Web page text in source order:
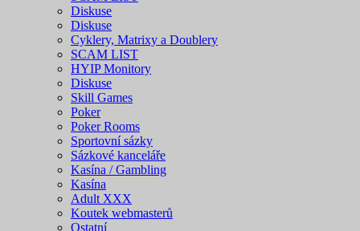
Diskuse
Diskuse
Cyklery, Matrixy a Doublery
SCAM LIST
HYIP Monitory
Diskuse
Skill Games
Poker
Poker Rooms
Sportovní sázky
Sázkové kanceláře
Kasína / Gambling
Kasína
Adult XXX
Koutek webmasterů
Ostatní